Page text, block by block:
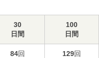
30
日間
100
日間
84回 129回